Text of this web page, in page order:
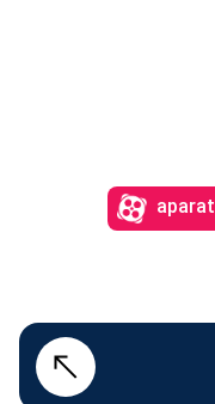
aparat